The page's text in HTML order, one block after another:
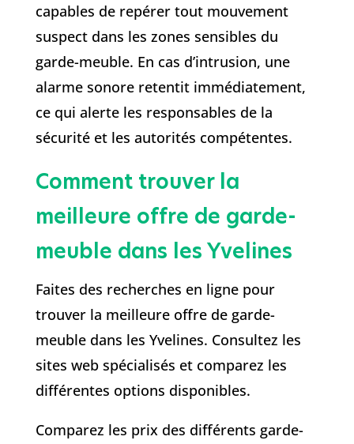
capables de repérer tout mouvement
suspect dans les zones sensibles du
garde-meuble. En cas d’intrusion, une
alarme sonore retentit immédiatement,
ce qui alerte les responsables de la
sécurité et les autorités compétentes.
Comment trouver la
meilleure offre de garde-
meuble dans les Yvelines
Faites des recherches en ligne pour
trouver la meilleure offre de garde-
meuble dans les Yvelines. Consultez les
sites web spécialisés et comparez les
différentes options disponibles.
Comparez les prix des différents garde-